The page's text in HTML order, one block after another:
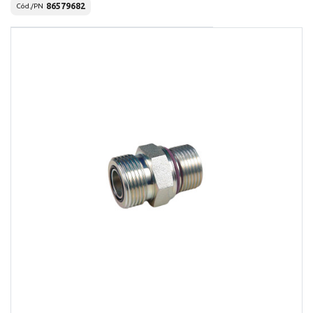
Cód./PN 86579682